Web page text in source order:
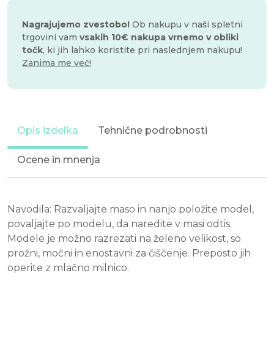
Nagrajujemo zvestobo! Ob nakupu v naši spletni
trgovini vam vsakih 10€ nakupa vrnemo v obliki
točk, ki jih lahko koristite pri naslednjem nakupu!
Zanima me več!
Opis izdelka Tehnične podrobnosti
Ocene in mnenja
Navodila: Razvaljajte maso in nanjo položite model,
povaljajte po modelu, da naredite v masi odtis.
Modele je možno razrezati na želeno velikost, so
prožni, močni in enostavni za čiščenje. Preposto jih
operite z mlačno milnico.